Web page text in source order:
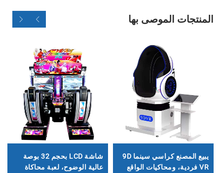
المنتجات الموصى بها
يبيع المصنع كراسي سينما 9D
VR فردية، ومحاكيات الواقع
شاشة LCD بحجم 32 بوصة
عالية الوضوح، لعبة محاكاة